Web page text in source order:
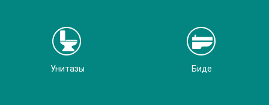
Унитазы Биде